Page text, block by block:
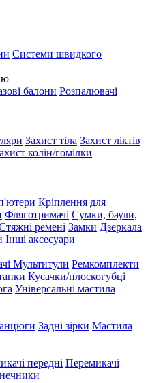
Системи швидкого
балони Розпалювачі
Захист тіла Захист ліктів
колін/гомілки
Кріплення для
Фляготримачі Сумки, баули,
ремені Замки Дзеркала
Інші аксесуари
Мультитули Ремкомплекти
Кусачки/плоскогубці
Універсальні мастила
Задні зірки Мастила
передні Перемикачі